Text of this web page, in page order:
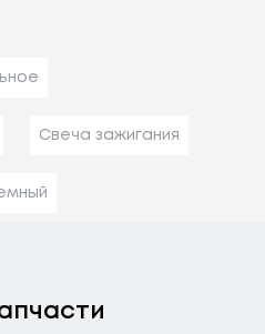
Свеча зажигания